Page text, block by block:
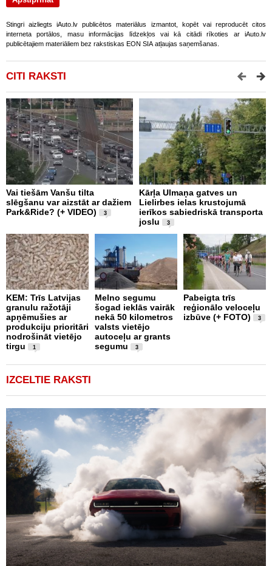
Stingri aizliegts iAuto.lv publicētos materiālus izmantot, kopēt vai reproducēt citos
interneta portālos, masu informācijas līdzekļos vai kā citādi rīkoties ar iAuto.lv
publicētajiem materiāliem bez rakstiskas EON SIA atļaujas saņemšanas.
CITI RAKSTI
Vai tiešām Vanšu tilta
slēgšanu var aizstāt ar dažiem
Park&Ride? (+ VIDEO)
3
Kārļa Ulmaņa gatves un
Lielirbes ielas krustojumā
ierīkos sabiedriskā transporta
joslu
3
KEM: Trīs Latvijas
granulu ražotāji
apņēmušies ar
produkciju prioritāri
nodrošināt vietējo
tirgu
1
Melno segumu
šogad ieklās vairāk
nekā 50 kilometros
valsts vietējo
autoceļu ar grants
segumu
3
Pabeigta trīs
reģionālo veloceļu
izbūve (+ FOTO)
3
IZCELTIE RAKSTI